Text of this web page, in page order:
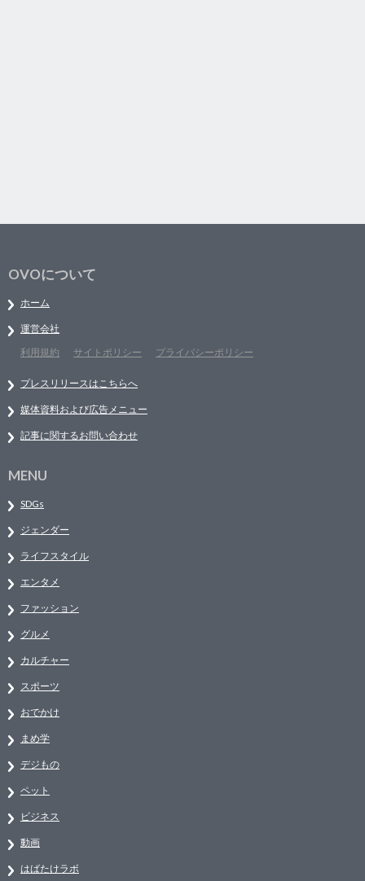
OVOについて
ホーム
運営会社
利用規約
サイトポリシー プライバシーポリシー
プレスリリースはこちらへ
媒体資料および広告メニュー
記事に関するお問い合わせ
MENU
SDGs
ジェンダー
ライフスタイル
エンタメ
ファッション
グルメ
カルチャー
スポーツ
おでかけ
まめ学
デジもの
ペット
ビジネス
動画
はばたけラボ